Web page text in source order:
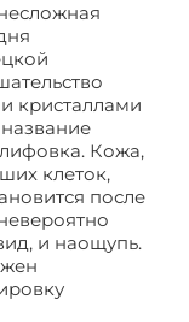
кристаллами
Кожа,
клеток,
после
и наощупь.